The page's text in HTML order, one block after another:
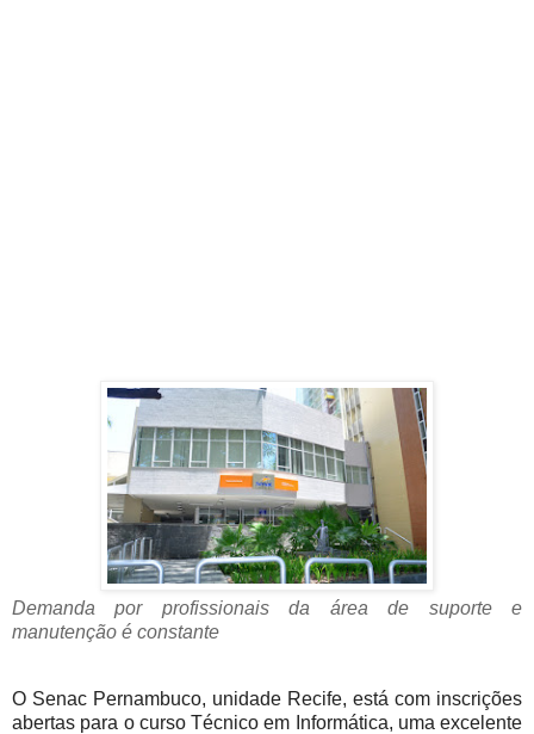
Demanda por profissionais da área de suporte e
manutenção é constante
O Senac Pernambuco, unidade Recife, está com inscrições
abertas para o curso Técnico em Informática, uma excelente